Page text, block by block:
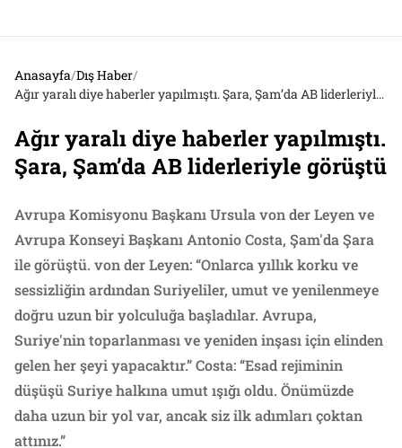
Anasayfa/Dış Haber/
Ağır yaralı diye haberler yapılmıştı. Şara, Şam’da AB liderleriyle görüştü
Ağır yaralı diye haberler yapılmıştı.
Şara, Şam’da AB liderleriyle görüştü
Avrupa Komisyonu Başkanı Ursula von der Leyen ve
Avrupa Konseyi Başkanı Antonio Costa, Şam'da Şara
ile görüştü. von der Leyen: “Onlarca yıllık korku ve
sessizliğin ardından Suriyeliler, umut ve yenilenmeye
doğru uzun bir yolculuğa başladılar. Avrupa,
Suriye'nin toparlanması ve yeniden inşası için elinden
gelen her şeyi yapacaktır.” Costa: “Esad rejiminin
düşüşü Suriye halkına umut ışığı oldu. Önümüzde
daha uzun bir yol var, ancak siz ilk adımları çoktan
attınız.”